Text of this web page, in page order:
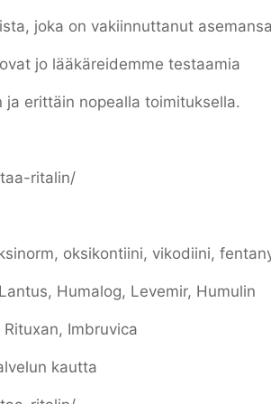
joka on vakiinnuttanut
jo lääkäreidemme testaamia
erittäin nopealla toimituksella.
ritalin/
oksikontiini, vikodiini,
Humalog, Levemir, Humulin
Imbruvica
kautta